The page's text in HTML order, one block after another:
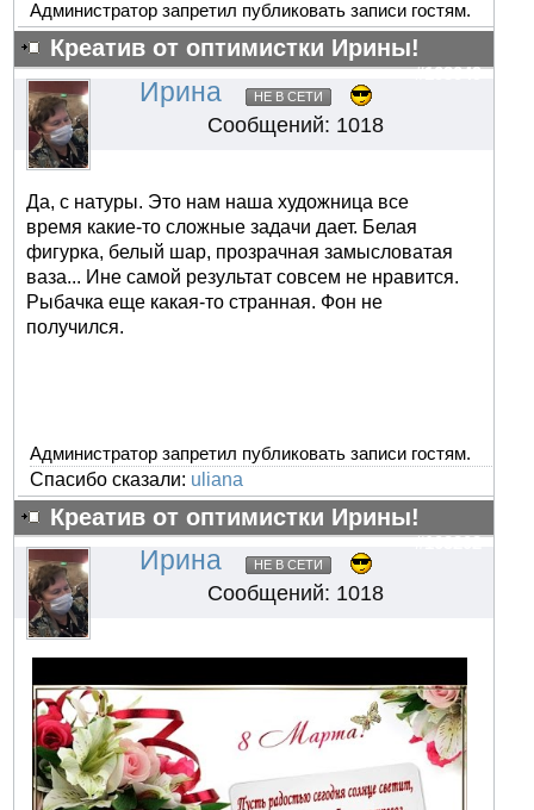
Администратор запретил публиковать записи гостям.
Креатив от оптимистки Ирины!
#103049
Ирина НЕ В СЕТИ
Сообщений: 1018
Да, с натуры. Это нам наша художница все
время какие-то сложные задачи дает. Белая
фигурка, белый шар, прозрачная замысловатая
ваза... Ине самой результат совсем не нравится.
Рыбачка еще какая-то странная. Фон не
получился.
Администратор запретил публиковать записи гостям.
Спасибо сказали: uliana
Креатив от оптимистки Ирины!
#103202
Ирина НЕ В СЕТИ
Сообщений: 1018